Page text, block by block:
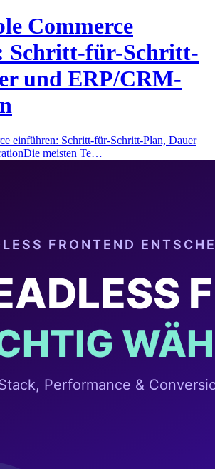
Commerce
Schritt-für-Schritt-
und ERP/CRM-
einführen: Schritt-für-Schritt-Plan, Dauer
meisten Te…